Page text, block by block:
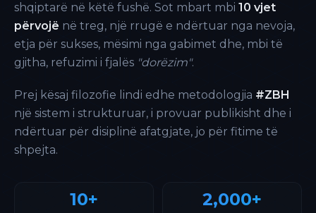
shqiptarë në këtë fushë. Sot mbart mbi 10 vjet
përvojë në treg, një rrugë e ndërtuar nga nevoja,
etja për sukses, mësimi nga gabimet dhe, mbi të
gjitha, refuzimi i fjalës "dorëzim".
Prej kësaj filozofie lindi edhe metodologjia #ZBH
një sistem i strukturuar, i provuar publikisht dhe i
ndërtuar për disiplinë afatgjate, jo për fitime të
shpejta.
10+ 2,000+